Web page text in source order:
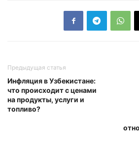
Предыдущая статья
Инфляция в Узбекистане:
что происходит с ценами
на продукты, услуги и
топливо?